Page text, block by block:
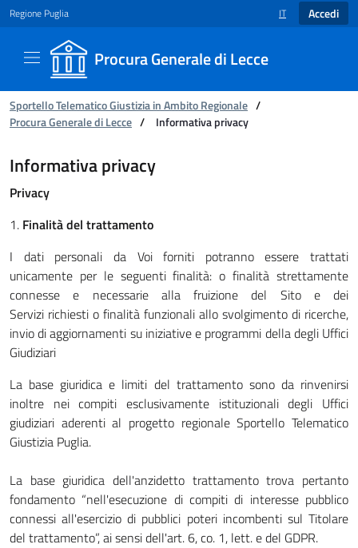
Regione Puglia SELEZIONE
IT Accedi
Procura Generale di Lecce
Ti trovi in:
Sportello Telematico Giustizia in Ambito Regionale /
Procura Generale di Lecce / Informativa privacy
Informativa privacy - Procura Generale di
Informativa privacy
Privacy
1. Finalità del trattamento
I dati personali da Voi forniti potranno essere trattati
unicamente per le seguenti finalità: o finalità strettamente
connesse e necessarie alla fruizione del Sito e dei
Servizi richiesti o finalità funzionali allo svolgimento di ricerche,
invio di aggiornamenti su iniziative e programmi della degli Uffici
Giudiziari
La base giuridica e limiti del trattamento sono da rinvenirsi
inoltre nei compiti esclusivamente istituzionali degli Uffici
giudiziari aderenti al progetto regionale Sportello Telematico
Giustizia Puglia.
La base giuridica dell'anzidetto trattamento trova pertanto
fondamento “nell'esecuzione di compiti di interesse pubblico
connessi all'esercizio di pubblici poteri incombenti sul Titolare
del trattamento”, ai sensi dell'art. 6, co. 1, lett. e del GDPR.